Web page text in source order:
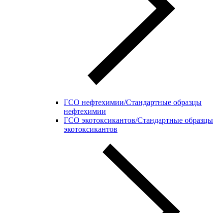
ГСО нефтехимии/Стандартные образцы
нефтехимии
ГСО экотоксикантов/Стандартные образцы
экотоксикантов